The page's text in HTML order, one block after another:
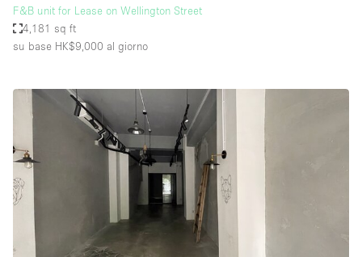
F&B unit for Lease on Wellington Street
4,181 sq ft
su base HK$9,000 al giorno